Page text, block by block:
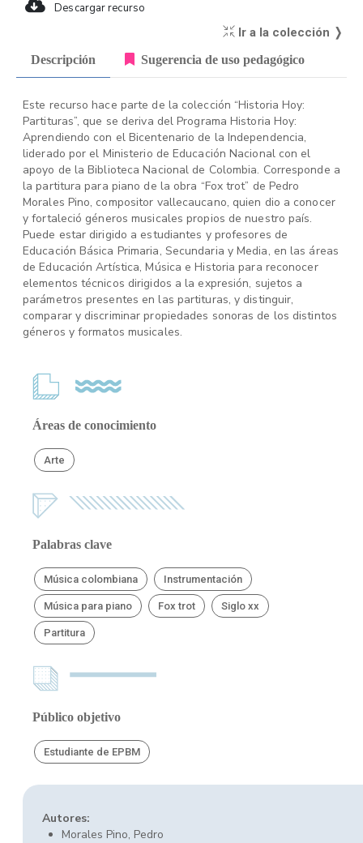
Descargar recurso
Ir a la colección ❭
Descripción Sugerencia de uso pedagógico
Este recurso hace parte de la colección “Historia Hoy:
Partituras”, que se deriva del Programa Historia Hoy:
Aprendiendo con el Bicentenario de la Independencia,
liderado por el Ministerio de Educación Nacional con el
apoyo de la Biblioteca Nacional de Colombia. Corresponde a
la partitura para piano de la obra “Fox trot” de Pedro
Morales Pino, compositor vallecaucano, quien dio a conocer
y fortaleció géneros musicales propios de nuestro país.
Puede estar dirigido a estudiantes y profesores de
Educación Básica Primaria, Secundaria y Media, en las áreas
de Educación Artística, Música e Historia para reconocer
elementos técnicos dirigidos a la expresión, sujetos a
parámetros presentes en las partituras, y distinguir,
comparar y discriminar propiedades sonoras de los distintos
géneros y formatos musicales.
Áreas de conocimiento
Arte
Palabras clave
Música colombiana Instrumentación
Música para piano Fox trot Siglo xx
Partitura
Público objetivo
Estudiante de EPBM
Autores:
Morales Pino, Pedro